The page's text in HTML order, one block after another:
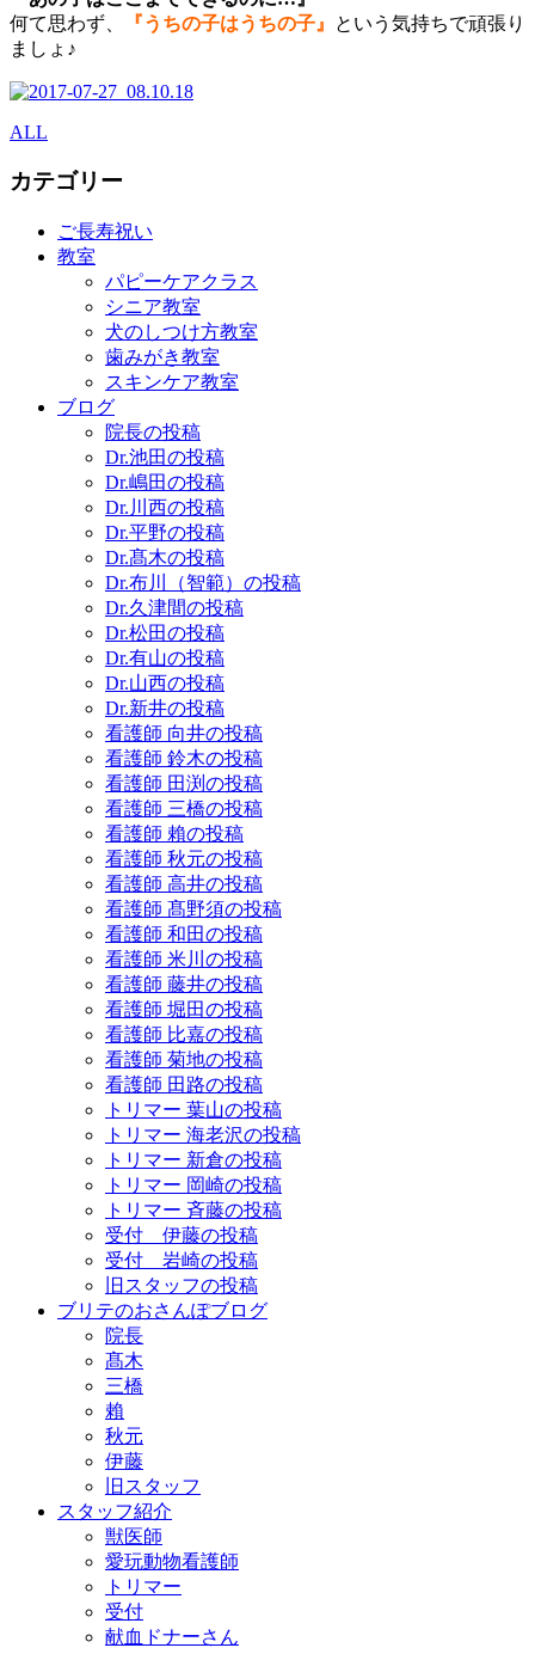
何て思わず、
『うちの子はうちの子』
という気持ちで頑張り
ましょ♪
ALL
カテゴリー
ご長寿祝い
教室
パピーケアクラス
シニア教室
犬のしつけ方教室
歯みがき教室
スキンケア教室
ブログ
院長の投稿
Dr.池田の投稿
Dr.嶋田の投稿
Dr.川西の投稿
Dr.平野の投稿
Dr.髙木の投稿
Dr.布川（智範）の投稿
Dr.久津間の投稿
Dr.松田の投稿
Dr.有山の投稿
Dr.山西の投稿
Dr.新井の投稿
看護師 向井の投稿
看護師 鈴木の投稿
看護師 田渕の投稿
看護師 三橋の投稿
看護師 賴の投稿
看護師 秋元の投稿
看護師 高井の投稿
看護師 髙野須の投稿
看護師 和田の投稿
看護師 米川の投稿
看護師 藤井の投稿
看護師 堀田の投稿
看護師 比嘉の投稿
看護師 菊地の投稿
看護師 田路の投稿
トリマー 葉山の投稿
トリマー 海老沢の投稿
トリマー 新倉の投稿
トリマー 岡崎の投稿
トリマー 斉藤の投稿
受付 伊藤の投稿
受付 岩崎の投稿
旧スタッフの投稿
ブリテのおさんぽブログ
院長
髙木
三橋
賴
秋元
伊藤
旧スタッフ
スタッフ紹介
獣医師
愛玩動物看護師
トリマー
受付
献血ドナーさん